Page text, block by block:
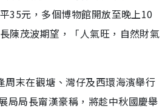
35元，多個博物館開放至晚上10
陳茂波期望，「人氣旺，自然財氣
周末在觀塘、灣仔及西環海濱舉行
局局長甯漢豪稱，將趁中秋國慶舉